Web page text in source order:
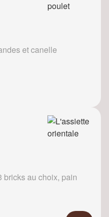
et canelle
bricks au choix, pain